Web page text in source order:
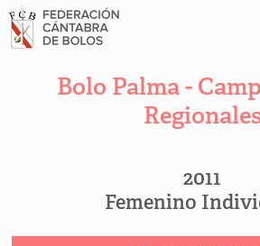
Bolo Palma -
2011
Femenino